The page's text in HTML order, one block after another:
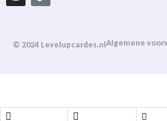
© 2024 Levelupcardes.nlAlgemene